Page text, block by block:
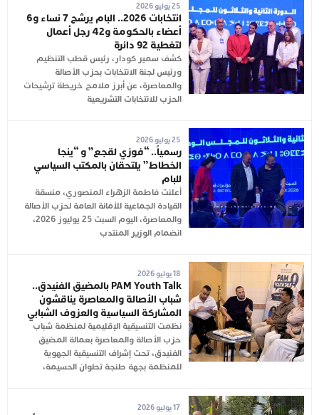
25 يوليو 2026
انتخابات 2026.. البام يرشح 7 نساء و6
أعضاء بالحكومة و42 رجل أعمال
لتغطية 92 دائرة
كشف سمير كودار، رئيس قطب التنظيم
ورئيس لجنة الانتخابات بحزب الأصالة
والمعاصرة، عن أبرز ملامح خريطة ترشيحات
الحزب للانتخابات التشريعية
25 يوليو 2026
رسمياً.. “فوزي لقجع” و “ينجا
الخطاط” يلتحقان بالمكتب السياسي
للبام
أعلنت فاطمة الزهراء المنصوري، منسقة
القيادة الجماعية للأمانة العامة لحزب الأصالة
والمعاصرة، اليوم السبت 25 يوليوز 2026،
انضمام الوزير المنتدب
18 يوليو 2026
PAM Youth Talk بالمضيق الفنيدق..
شباب الأصالة والمعاصرة يناقشون
المشاركة السياسية والعزوف الشبابي
نظمت التنسيقية الإقليمية لمنظمة شباب
حزب الأصالة والمعاصرة بعمالة المضيق
الفنيدق، تحت إشراف التنسيقية الجهوية
للمنظمة بجهة طنجة تطوان الحسيمة،
17 يوليو 2026